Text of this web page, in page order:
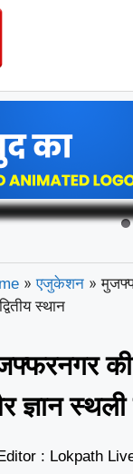
» एजुकेशन »
स्थान
की
ज्ञान स्थली
: Lokpath